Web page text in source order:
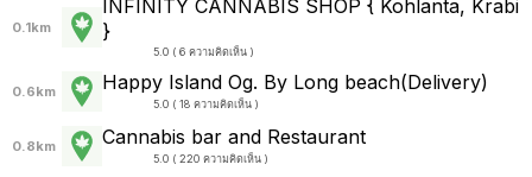
0.1km
INFINITY CANNABIS SHOP { Kohlanta, Krabi
}
5.0 ( 6 ความคิดเห็น )
0.6km Happy Island Og. By Long beach(Delivery)
5.0 ( 18 ความคิดเห็น )
0.8km Cannabis bar and Restaurant
5.0 ( 220 ความคิดเห็น )